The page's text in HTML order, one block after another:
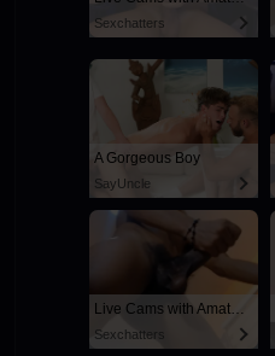
Sexchatters
A Gorgeous Boy
SayUncle
Live Cams with Amateur Men
Sexchatters